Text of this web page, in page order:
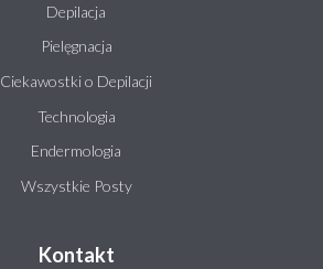
Depilacja
Pielęgnacja
Ciekawostki o Depilacji
Technologia
Endermologia
Wszystkie Posty
Kontakt